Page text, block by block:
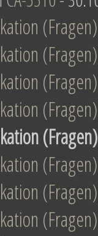
(Fragen)
(Fragen)
(Fragen)
(Fragen)
(Fragen)
(Fragen)
(Fragen)
(Fragen)